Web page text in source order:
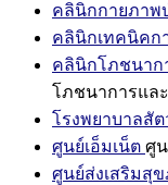
คลินิกกายภาพ
คลินิกเทคนิคก
คลินิกโภชนาก
โภชนาการแล
โรงพยาบาลสัต
ศูนย์เอ็มเน็ต ศู
ศูนย์ส่งเสริมสุ